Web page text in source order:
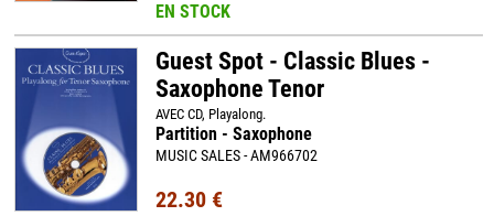
EN STOCK
Guest Spot - Classic Blues -
Saxophone Tenor
AVEC CD, Playalong.
Partition - Saxophone
MUSIC SALES - AM966702
22.30 €